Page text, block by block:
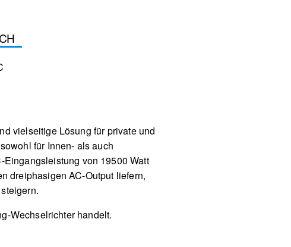
vielseitige Lösung für private und
für Innen- als auch
von 19500 Watt
dreiphasigen AC-Output liefern,
Wechselrichter handelt.